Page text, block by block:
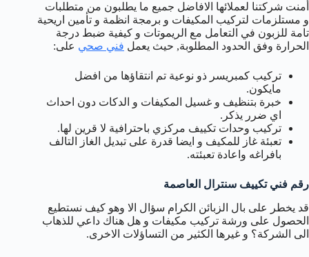
أمنت شركتنا لعملائها الافاضل جميع ما يطلبون من متطلبات
و مستلزمات لتركيب المكيفات و برمجة انظمة و تأمين اريحية
تامة للزبون في التعامل مع الريموتات و كيفية ضبط درجة
الحرارة وفق الحدود المطلوبة, حيث يعمل فني صحي على:
تركيب كمبريسر ذو نوعية تم انتقاؤها من افضل
مايكون.
خبرة بتنظيف و غسيل المكيفات و الدكات دون احداث
اي ضرر يذكر.
تركيب وحدات تكييف مركزي باحترافية لا قرين لها.
تعبئة غاز للمكيف و ايضا قدرة على تبديل الغاز التالف
بافراغه واعادة تعبئته.
رقم فني تكييف سنترال العاصمة
قد يخطر على بال الزبائن الكرام سؤال الا وهو كيف نستطيع
الحصول على ورشة تركيب مكيفات و هل هناك داعي للذهاب
الى الشركة؟ و غيرها الكثير من التساؤلات الاخرى.